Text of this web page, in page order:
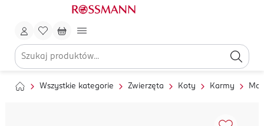
Wszystkie kategorie Zwierzęta Koty Karmy